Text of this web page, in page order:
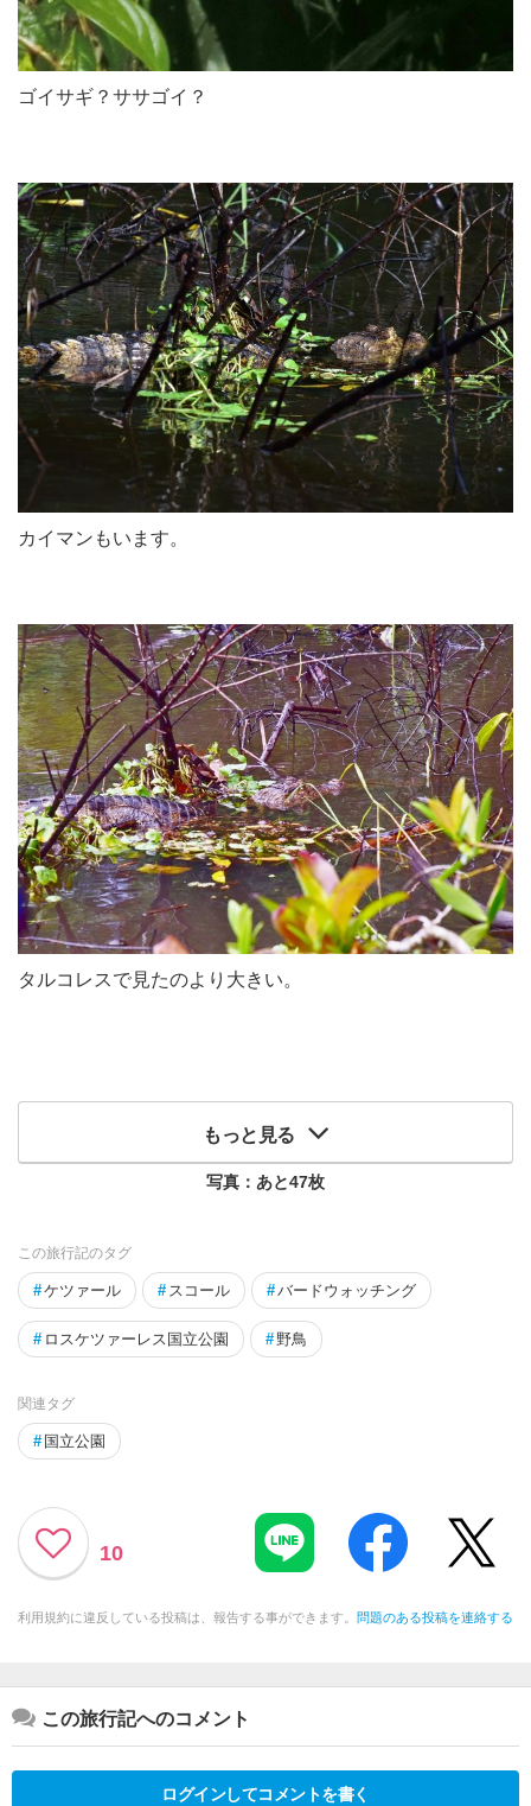
ゴイサギ？ササゴイ？
カイマンもいます。
タルコレスで見たのより大きい。
もっと見る
写真：あと47枚
この旅行記のタグ
#ケツァール # スコール #バードウォッチング
# ロスケツァーレス国立公園 #野鳥
関連タグ
# 国立公園
10
利用規約に違反している投稿は、報告する事ができます。 問題のある投稿を連絡する
この旅行記へのコメント
ログインしてコメントを書く